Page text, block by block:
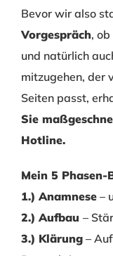
Bevor wir also
Vorgespräch,
und natürlich
mitzugehen, der
Seiten passt,
Sie
Hotline.
Mein 5 Phasen-
1.) Anamnese –
2.) Aufbau –
3.) Klärung –